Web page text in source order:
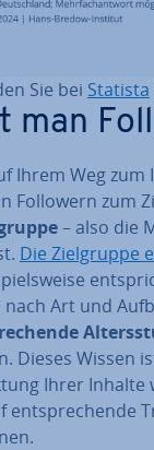
Sie bei Statista
man
Ihrem Weg zum
Followern zum
– also die
Die Ziel­grup­pe
nach Art und
Dieses Wissen
Ihrer Inhalte
ent­spre­chen­de